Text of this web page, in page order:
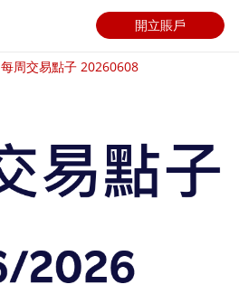
開立賬戶
每周交易點子 20260608